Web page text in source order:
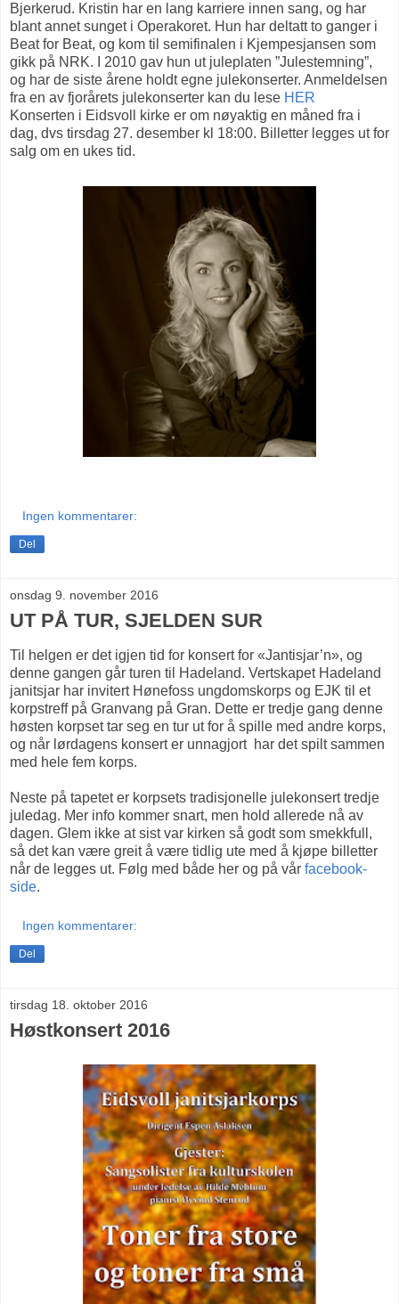
Bjerkerud. Kristin har en lang karriere innen sang, og har
blant annet sunget i Operakoret. Hun har deltatt to ganger i
Beat for Beat, og kom til semifinalen i Kjempesjansen som
gikk på NRK. I 2010 gav hun ut juleplaten ”Julestemning”,
og har de siste årene holdt egne julekonserter. Anmeldelsen
fra en av fjorårets julekonserter kan du lese HER
Konserten i Eidsvoll kirke er om nøyaktig en måned fra i
dag, dvs tirsdag 27. desember kl 18:00. Billetter legges ut for
salg om en ukes tid.
Ingen kommentarer:
Del
onsdag 9. november 2016
UT PÅ TUR, SJELDEN SUR
Til helgen er det igjen tid for konsert for «Jantisjar’n», og
denne gangen går turen til Hadeland. Vertskapet Hadeland
janitsjar har invitert Hønefoss ungdomskorps og EJK til et
korpstreff på Granvang på Gran. Dette er tredje gang denne
høsten korpset tar seg en tur ut for å spille med andre korps,
og når lørdagens konsert er unnagjort har det spilt sammen
med hele fem korps.
Neste på tapetet er korpsets tradisjonelle julekonsert tredje
juledag. Mer info kommer snart, men hold allerede nå av
dagen. Glem ikke at sist var kirken så godt som smekkfull,
så det kan være greit å være tidlig ute med å kjøpe billetter
når de legges ut. Følg med både her og på vår facebook-
side.
Ingen kommentarer:
Del
tirsdag 18. oktober 2016
Høstkonsert 2016